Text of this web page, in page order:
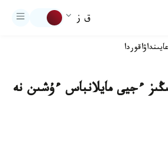
ق ز
اقوردا
ءجيى مايلانباس ءۇشىن نە